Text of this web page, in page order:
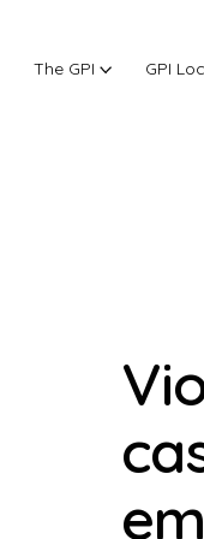
The GPI GPI